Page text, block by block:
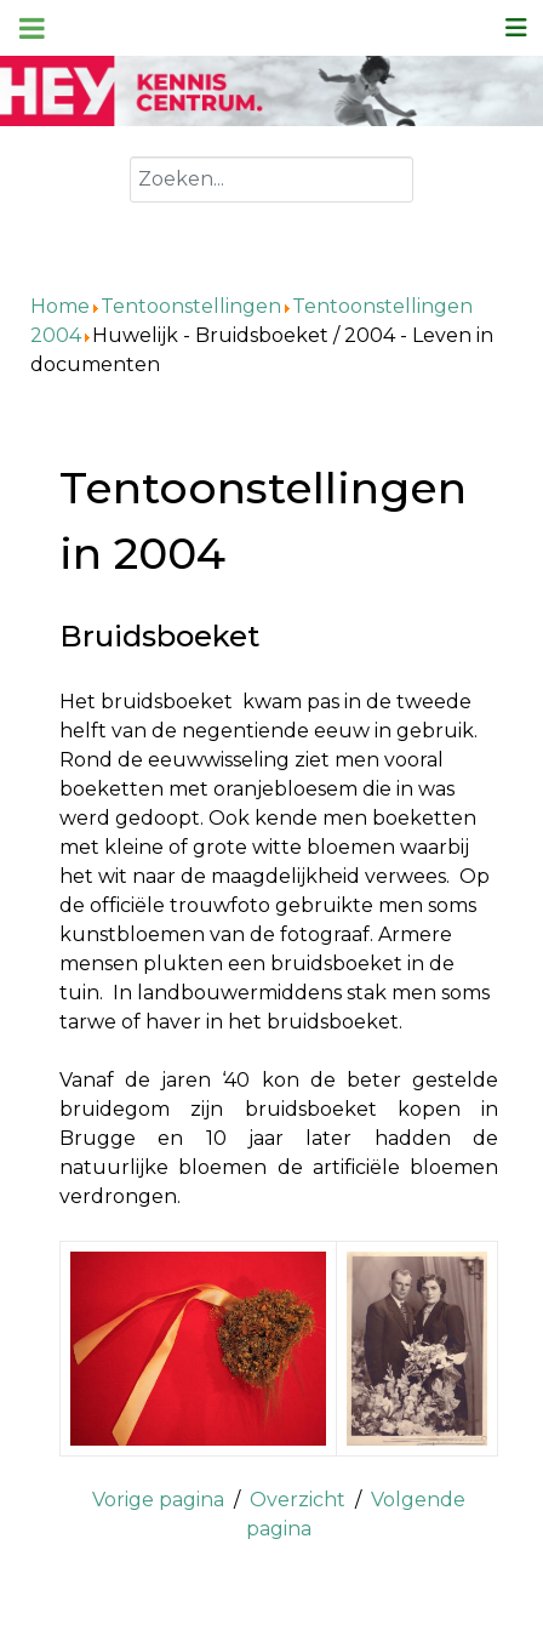
Zoeken
Home Tentoonstellingen Tentoonstellingen
2004 Huwelijk - Bruidsboeket / 2004 - Leven in
documenten
Tentoonstellingen
in 2004
Bruidsboeket
Het bruidsboeket kwam pas in de tweede
helft van de negentiende eeuw in gebruik.
Rond de eeuwwisseling ziet men vooral
boeketten met oranjebloesem die in was
werd gedoopt. Ook kende men boeketten
met kleine of grote witte bloemen waarbij
het wit naar de maagdelijkheid verwees. Op
de officiële trouwfoto gebruikte men soms
kunstbloemen van de fotograaf. Armere
mensen plukten een bruidsboeket in de
tuin. In landbouwermiddens stak men soms
tarwe of haver in het bruidsboeket.
Vanaf de jaren ‘40 kon de beter gestelde
bruidegom zijn bruidsboeket kopen in
Brugge en 10 jaar later hadden de
natuurlijke bloemen de artificiële bloemen
verdrongen.
Vorige pagina / Overzicht / Volgende
pagina